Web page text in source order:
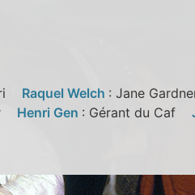
Raquel Welch : Jane
Henri Gen : Gérant du Caf